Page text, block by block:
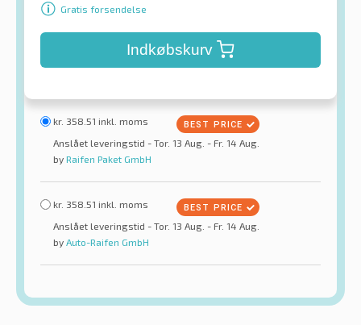
Gratis forsendelse
Indkøbskurv
kr. 358.51 inkl. moms
Anslået leveringstid - Tor. 13 Aug. - Fr. 14 Aug.
by Raifen Paket GmbH
kr. 358.51 inkl. moms
Anslået leveringstid - Tor. 13 Aug. - Fr. 14 Aug.
by Auto-Raifen GmbH